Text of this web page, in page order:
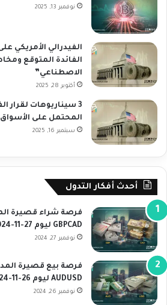
نوفمبر 13, 2025
الفيدرالي
الفائدة المتوقع
الاصطناعي”
أكتوبر 28, 2025
3 سيناريوهات لقرار
المحتمل على الأسواق
سبتمبر 16, 2025
أحدث أفكار التدول
فرصة شراء قصيرة
GBPCAD ليوم 27-11-2024
نوفمبر 27, 2024
فرصة بيع قصيرة
AUDUSD ليوم 26-11-2024
نوفمبر 26, 2024